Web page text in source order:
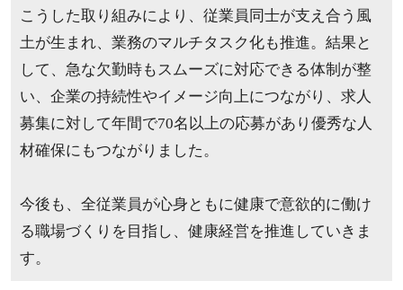
こうした取り組みにより、従業員同士が支え合う風
土が生まれ、業務のマルチタスク化も推進。結果と
して、急な欠勤時もスムーズに対応できる体制が整
い、企業の持続性やイメージ向上につながり、求人
募集に対して年間で70名以上の応募があり優秀な人
材確保にもつながりました。
今後も、全従業員が心身ともに健康で意欲的に働け
る職場づくりを目指し、健康経営を推進していきま
す。